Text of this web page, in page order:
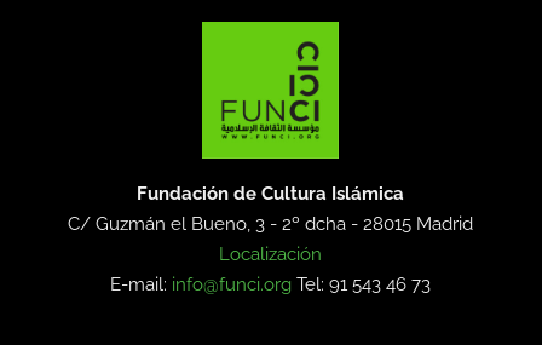
Fundación de Cultura Islámica
C/ Guzmán el Bueno, 3 - 2º dcha -28015 Madrid
Localización
E-mail: info@funci.org Tel: 91 543 46 73